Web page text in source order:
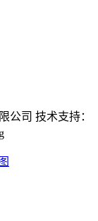
公司 技术支持：